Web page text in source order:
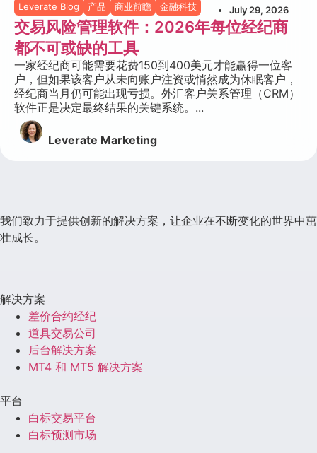
Leverate Blog 产品 商业前瞻 金融科技 July 29, 2026
交易风险管理软件：2026年每位经纪商
都不可或缺的工具
一家经纪商可能需要花费150到400美元才能赢得一位客
户，但如果该客户从未向账户注资或悄然成为休眠客户，
经纪商当月仍可能出现亏损。外汇客户关系管理（CRM）
软件正是决定最终结果的关键系统。...
Leverate Marketing
我们致力于提供创新的解决方案，让企业在不断变化的世界中茁
壮成长。
解决方案
差价合约经纪
道具交易公司
后台解决方案
MT4 和 MT5 解决方案
平台
白标交易平台
白标预测市场